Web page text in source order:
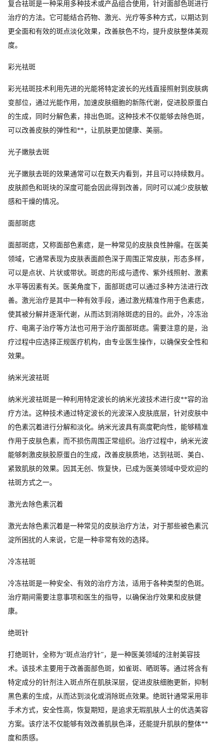
复合祛斑是一种采用多种技术或产品组合使用，针对面部色斑进行
治疗的方法。它可能结合药物、激光、光疗等多种方式，以期达到
更全面和有效的斑点淡化效果，改善肤色不均，提升皮肤整体美观
度。
彩光祛斑
彩光祛斑技术利用先进的光能将特定波长的光线直接照射到皮肤病
变部位，通过光能作用，加速皮肤细胞的新陈代谢，促进胶原蛋白
的生成，同时分解色素，排出色斑。这种技术不仅能够去除色斑，
可以改善皮肤的弹性和**，让肌肤更加健康、美丽。
光子嫩肤去斑
光子嫩肤去斑的效果通常可以在数天内看到，并且可以持续数月。
皮肤颜色和斑块的深度可能会因此得到改善，同时可以减少皮肤敏
感和干燥的情况。
面部斑痣
面部斑痣，又称面部色素痣，是一种常见的皮肤良性肿瘤。在医美
领域，它通常表现为皮肤表面颜色深于周围正常皮肤，形态多样，
可以是点状、片状或带状。斑痣的形成与遗传、紫外线照射、激素
水平等因素有关。医美角度下，面部斑痣可以通过多种方法进行改
善。激光治疗是其中一种有效手段，通过激光精准作用于色素痣，
使其被分解并逐渐代谢，从而达到消除斑痣的目的。此外，冷冻治
疗、电离子治疗等方法也可用于治疗面部斑痣。需要注意的是，治
疗过程中应选择正规医疗机构，由专业医生操作，以确保安全性和
效果。
纳米光波祛斑
纳米光波祛斑是一种利用特定波长的纳米光波技术进行皮**容的治
疗方法。这种技术通过特定波长的光波深入皮肤底层，针对皮肤中
的色素沉着进行分解和淡化。纳米光波具有高度靶向性，能够精准
作用于皮肤色素，而不损伤周围正常组织。治疗过程中，纳米光波
能够刺激皮肤胶原蛋白的生成，改善皮肤质地，达到祛斑、美白、
紧致肌肤的效果。因其无创、恢复快，已成为医美领域中受欢迎的
祛斑方式之一。
激光去除色素沉着
激光去除色素沉着是一种常见的皮肤治疗方法，对于那些被色素沉
淀所困扰的人来说，它是一种非常有效的选择。
冷冻祛斑
冷冻祛斑是一种安全、有效的治疗方法，适用于各种类型的色斑。
治疗期间需要注意事项和医生的指导，以确保治疗效果和皮肤健
康。
绝斑针
打绝斑针，全称为“斑点治疗针”，是一种医美领域的注射美容技
术。该技术主要用于改善面部色斑，如雀斑、晒斑等。通过将含有
特定成分的针剂注入斑点所在肌肤深层，促进皮肤细胞更新，抑制
黑色素的生成，从而达到淡化或消除斑点效果。绝斑针通常采用非
手术方式，安全性高，恢复期短，是追求无瑕肌肤人士的优选美容
方案。该疗法不仅能够有效改善肌肤色泽，还能提升肌肤的整体**
度和质感。